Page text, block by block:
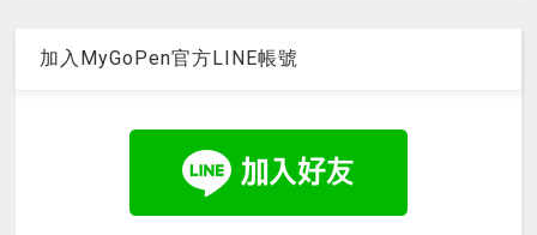
加入MyGoPen官方LINE帳號